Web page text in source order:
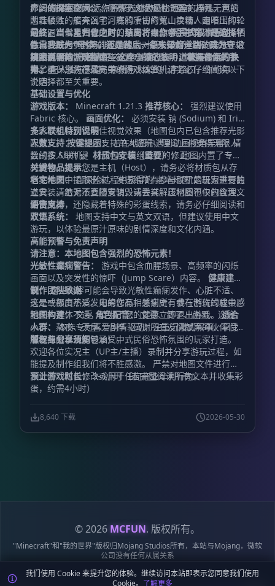
命。你的生死大坎，便悬于这短短七个昼夜之间。
界。 婉娘那场永远点不燃红烛的婚礼劫难、梓儿无声的
悲壮牺牲、船夫沉于河底的千古奇冤、卖糖人走不出的轮
回怪圈、僧人死守的封口禁言、以及学生那化不开的执
念…… 每一个游荡的孤魂背后，都残存着一块破碎的真相
拼图。 而你，必须在这七个漫漫长夜中，收集线索，点
亮七星，只为在死局中求得一线生机。
广阔的探索空间：你将深入七大风格迥异的场景，包括
阴森破败的废弃凶宅、寒鸦凄切的荒山坟场、幽暗压抑的
河底洞窟以及古老庄严的深山古寺。沉浸式叙事互动：
你需要鼓起勇气与徘徊的鬼魂对话，破解尘封的阵法，收
集关键信物，唤醒那些被遗忘的记忆。道德与命运的抉
择：在人性与天道、亲情与大义的十字路口，你的每一
个选择都至关重要。
最终，当七星归位之时，结局将由你亲手书写。是选择牺
牲自我成为“母体”，还是踏上一条未知的道路，成为守护
阴阳两界的“守桥人”？ 这座小镇的黎明，掌握在你的手
中。
技术说明与游玩指南
为了确保您获得最完美的游戏体验，请务必仔细阅读以下
说明：
基础设置与优化
游戏版本：
Minecraft 1.21.3 推荐核心：
强烈建议使用
Fabric 核心。 画面优化：
必须安装 钠 (Sodium) 和 Iris
光影模组以获得最佳视觉效果（地图包内已包含推荐光影
配置）。按键提示：若在地图中遇到动画视角异常，请
尝试按 Shift 键（针对 AJ 模组特性的修正）。
多人联机特别说明
人数支持：本地图支持单人游玩，理论上也支持无限人
数的多人联机。 材质包安装（重要）：地图内置了专用
材质包。如果您是主机（Host），请务必将材质包从存
档文件夹中提取出来，发送给所有参与联机的玩家进行独
立安装。若无法直接安装，请尝试解压材质包中的纹理文
件使用。
关键物品提示
老宅地图：在探险过程中获得的“老宅地图”是极为重要的
道具，请绝对不要随意销毁或丢弃。该地图不仅包含大量
剧情文本，还隐藏着特殊的彩蛋线索，请务必仔细阅读和
收集。
语言支持
双语系统：
地图支持中文与英文双语，但建议使用中文
游玩，以体验最原汁原味的剧情深度和文化内涵。
高能预警与免责声明
请注意：本地图包含强烈的恐怖元素！
光敏性癫痫警告：
游戏中包含血腥场景、高频率的闪烁
画面以及突发性的惊吓（Jump Scare）内容。 健康建
议：这些内容可能会导致光敏性癫痫发作、心脏不适、
头晕或极度不适。如果您有相关病史，或在游玩过程中感
到任何身体不适，请为了您的健康立即退出游戏。适合
人群： 本作专为喜爱剧情驱动、注重沉浸式叙事、享受
解谜探索以及能够承受中式民俗恐怖氛围的玩家打造。
制作团队致谢
这是一部由热爱发电的作品，感谢所有参与制作的成员。
地图构建：文雯角色配音：文雯、鸽子、南墨、迷途、
小宵、熬夜、天皇、小梓（感谢所有友情献声的伙伴们，
非专业配音请多包涵）。
版权与分享须知
欢迎各位实况主（UP主/主播）录制并分享游玩过程，如
能提及制作组我们将不胜感激。 严禁对地图文件进行二
次上传、私自修改或用于任何商业牟利行为。
预计游戏时长：2-3小时（若完整阅读所有文本并收集彩
蛋，约需4小时）
8,640 下载 2026-05-30
© 2026 MCFUN. 版权所有。
"Minecraft"和"我的世界"版权归Mojang Studios所有，本站与Mojang，微软
公司没有任何从属关系
隐私
服务
Cookie 站点
鄂ICP备
鄂公网安备
我们使用 Cookie 来提升您的体验。继续访问本站即表示您同意我们使用
Cookie。 了解更多